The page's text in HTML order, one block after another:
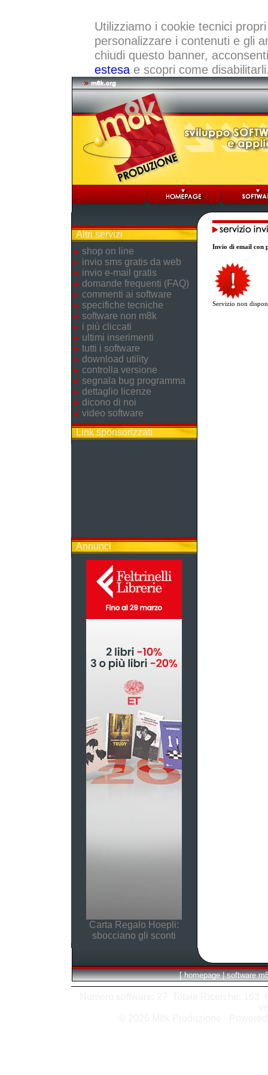
Utilizziamo i cookie tecnici
personalizzare i contenuti e gli
chiudi questo banner,
estesae scopri come
Altri servizi
shop on line
invio sms gratis da web
invio e-mail gratis
domande frequenti (FAQ)
commenti ai software
specifiche tecniche
software non m8k
i più cliccati
ultimi inserimenti
tutti i software
download utility
controlla versione
segnala bug programma
dettaglio licenze
dicono di noi
video software
Link sponsorizzati
Annunci
Carta Regalo Hoepli:
sbocciano gli sconti
Invio di email con
Servizio non
[ homepage | software